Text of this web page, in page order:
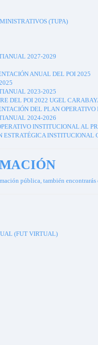
(TUPA)
2027-2029
ANUAL DEL POI 2025
2023-2025
DEL POI 2022 UGEL
DEL PLAN
2024-2026
INSTITUCIONAL AL
INSTITUCIONAL
pública, también
(FUT VIRTUAL)